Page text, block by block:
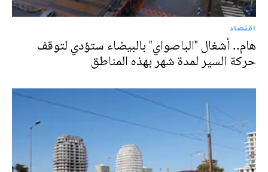
اقتصاد
هام.. أشغال "الباصواي" بالبيضاء ستؤدي لتوقف
حركة السير لمدة شهر بهذه المناطق